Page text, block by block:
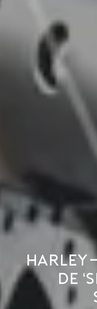
de